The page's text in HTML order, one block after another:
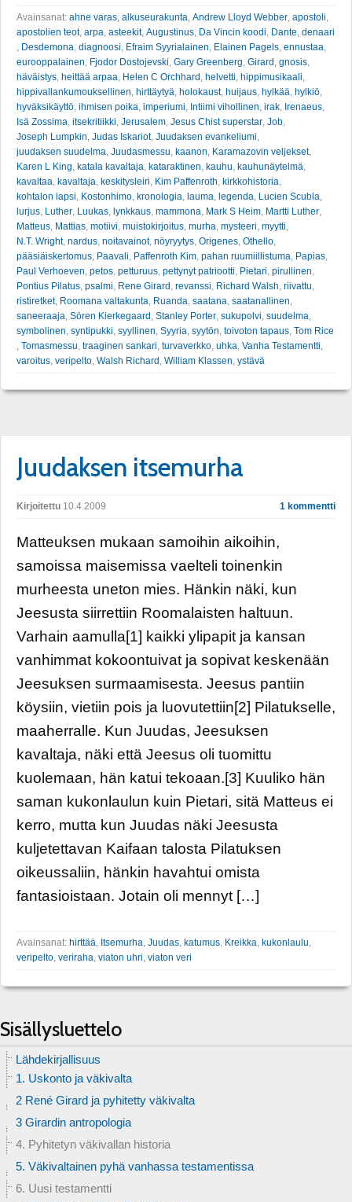
Avainsanat: ahne varas, alkuseurakunta, Andrew Lloyd Webber, apostoli,
apostolien teot, arpa, asteekit, Augustinus, Da Vincin koodi, Dante, denaari
, Desdemona, diagnoosi, Efraim Syyrialainen, Elainen Pagels, ennustaa,
eurooppalainen, Fjodor Dostojevski, Gary Greenberg, Girard , gnosis,
häväistys, heittää arpaa, Helen C Orchhard , helvetti, hippimusikaali,
hippivallankumouksellinen, hirttäytyä, holokaust, huijaus, hylkää, hylkiö,
hyväksikäyttö, ihmisen poika, imperiumi, Intiimi vihollinen, irak, Irenaeus,
Isä Zossima, itsekritiikki, Jerusalem, Jesus Chist superstar, Job,
Joseph Lumpkin, Judas Iskariot, Juudaksen evankeliumi,
juudaksen suudelma, Juudasmessu, kaanon, Karamazovin veljekset,
Karen L King, katala kavaltaja, kataraktinen, kauhu, kauhunäytelmä,
kavaltaa, kavaltaja, keskitysleiri, Kim Paffenroth, kirkkohistoria,
kohtalon lapsi, Kostonhimo, kronologia, lauma, legenda, Lucien Scubla,
lurjus, Luther, Luukas, lynkkaus, mammona, Mark S Heim, Martti Luther,
Matteus, Mattias, motiivi, muistokirjoitus, murha, mysteeri, myytti,
N.T. Wright, nardus, noitavainot, nöyryytys, Origenes, Othello,
pääsiäiskertomus, Paavali, Paffenroth Kim, pahan ruumiillistuma, Papias,
Paul Verhoeven, petos, petturuus, pettynyt patriootti, Pietari, pirullinen,
Pontius Pilatus, psalmi, Rene Girard , revanssi, Richard Walsh, riivattu,
ristiretket, Roomana valtakunta, Ruanda, saatana, saatanallinen,
saneeraaja, Sören Kierkegaard , Stanley Porter, sukupolvi, suudelma,
symbolinen, syntipukki, syyllinen, Syyria, syytön, toivoton tapaus, Tom Rice
, Tomasmessu, traaginen sankari, turvaverkko, uhka, Vanha Testamentti,
varoitus, veripelto, Walsh Richard , William Klassen, ystävä
Juudaksen itsemurha
Kirjoitettu 10.4.2009 1 kommentti
Matteuksen mukaan samoihin aikoihin,
samoissa maisemissa vaelteli toinenkin
murheesta uneton mies. Hänkin näki, kun
Jeesusta siirrettiin Roomalaisten haltuun.
Varhain aamulla[1] kaikki ylipapit ja kansan
vanhimmat kokoontuivat ja sopivat keskenään
Jeesuksen surmaamisesta. Jeesus pantiin
köysiin, vietiin pois ja luovutettiin[2] Pilatukselle,
maaherralle. Kun Juudas, Jeesuksen
kavaltaja, näki että Jeesus oli tuomittu
kuolemaan, hän katui tekoaan.[3] Kuuliko hän
saman kukonlaulun kuin Pietari, sitä Matteus ei
kerro, mutta kun Juudas näki Jeesusta
kuljetettavan Kaifaan talosta Pilatuksen
oikeussaliin, hänkin havahtui omista
fantasioistaan. Jotain oli mennyt […]
Avainsanat: hirttää Itsemurha Juudas katumus Kreikka kukonlaulu
veripelto veriraha viaton uhri viaton veri
Sisällysluettelo
Lähdekirjallisuus
1. Uskonto ja väkivalta
2 René Girard ja pyhitetty väkivalta
3 Girardin antropologia
4. Pyhitetyn väkivallan historia
5. Väkivaltainen pyhä vanhassa testamentissa
6. Uusi testamentti